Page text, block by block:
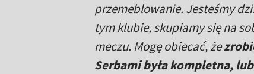
przemeblowanie. Jesteśmy
tym klubie, skupiamy się na
meczu. Mogę obiecać, że
Serbami była kompletna,